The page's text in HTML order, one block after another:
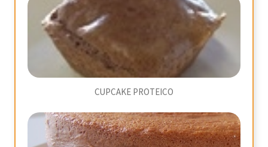
CUPCAKE PROTEICO